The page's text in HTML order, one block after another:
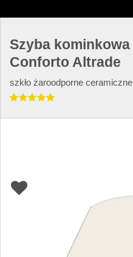
Szyba
Conforto Altrade
szkło żaroodporne